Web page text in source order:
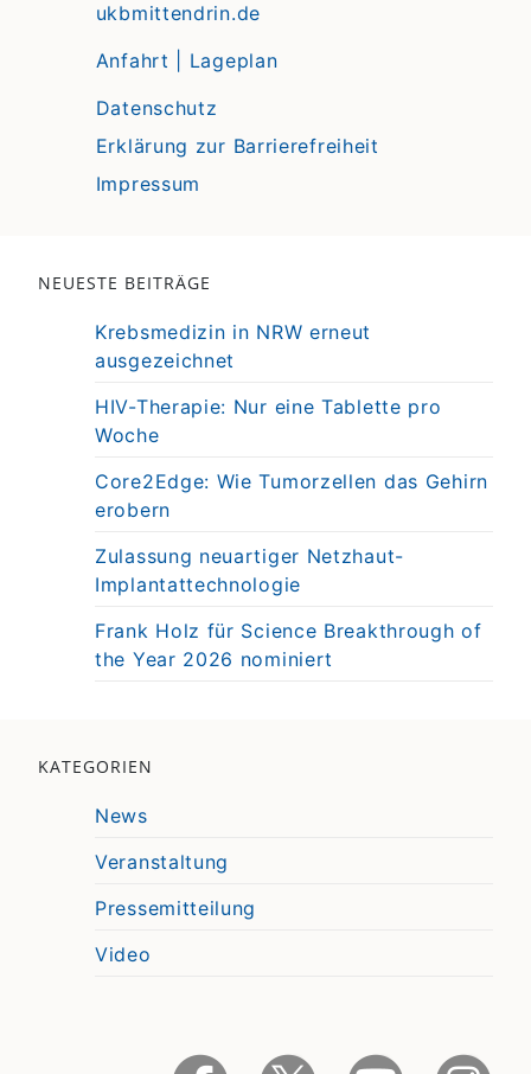
ukbmittendrin.de
Anfahrt | Lageplan
Datenschutz
Erklärung zur Barrierefreiheit
Impressum
NEUESTE BEITRÄGE
Krebsmedizin in NRW erneut
ausgezeichnet
HIV-Therapie: Nur eine Tablette pro
Woche
Core2Edge: Wie Tumorzellen das Gehirn
erobern
Zulassung neuartiger Netzhaut-
Implantattechnologie
Frank Holz für Science Breakthrough of
the Year 2026 nominiert
KATEGORIEN
News
Veranstaltung
Pressemitteilung
Video